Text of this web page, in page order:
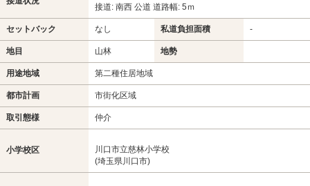
接道: 南西 公道 道路幅: 5ｍ
セットバック なし 私道負担面積 -
地目 山林 地勢
用途地域 第二種住居地域
都市計画 市街化区域
取引態様 仲介
小学校区
川口市立慈林小学校
(埼玉県川口市)